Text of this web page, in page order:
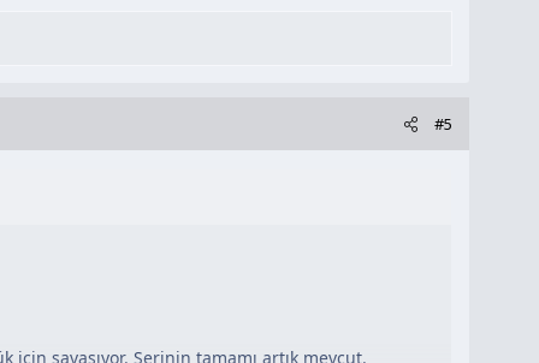
#5
savaşıyor. Serinin tamamı artık mevcut.